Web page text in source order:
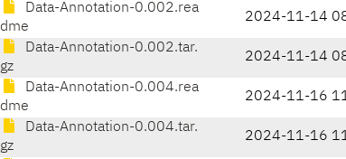
Data-Annotation-0.002.rea
dme
2024-11-14
Data-Annotation-0.002.tar.
gz
2024-11-14
Data-Annotation-0.004.rea
dme
2024-11-16
Data-Annotation-0.004.tar.
gz
2024-11-16